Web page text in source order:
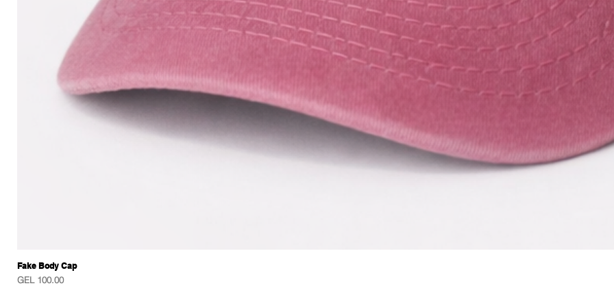
Fake Body Cap
Price
GEL 100.00